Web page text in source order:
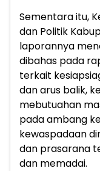
Sementara itu,
dan Politik
laporannya
dibahas pada
terkait
dan arus balik,
mebutuahan
pada ambang
kewaspadaan
dan prasarana
dan memadai.